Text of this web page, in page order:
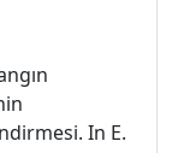
In E.